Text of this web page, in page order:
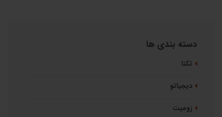
دسته بندی ها
تکنا
دیجیاتو
زومیت